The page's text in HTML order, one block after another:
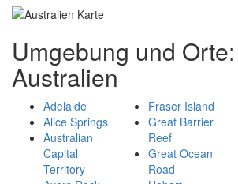
Umgebung und Orte:
Australien
Adelaide
Alice Springs
Australian
Capital
Territory
Fraser Island
Great Barrier
Reef
Great Ocean
Road